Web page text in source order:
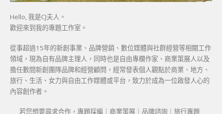
Hello, 我是CJ夫人。
歡迎來到我的專題工作室。
從事超過15年的新創事業、品牌營銷、數位媒體與社群經營等相關工作
領域，現為自有品牌主理人，同時也是自由專欄作家、商業策展人以及
擔任數間新創團隊品牌和經營顧問，經常發表個人觀點於商業、地方、
旅行、生活、女力與自由工作媒體或平台，致力於成為一位啟發人心的
內容創作者。
若您想要尋求合作，專題採編｜商業策展｜品牌諮詢｜旅行專題